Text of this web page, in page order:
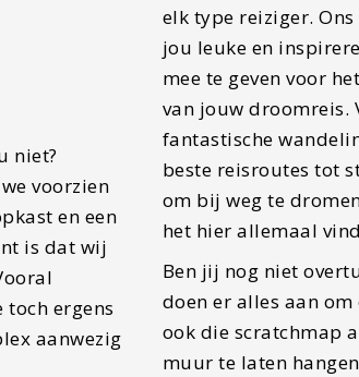
niet?
voorzien
en een
is dat wij
ergens
aanwezig
elk type reiziger.
jou leuke en
mee te geven voor
van jouw droomreis.
fantastische
beste reisroutes tot
om bij weg te
het hier allemaal
Ben jij nog niet
doen er alles aan om
ook die scratchmap
muur te laten